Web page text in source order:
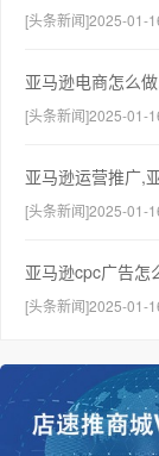
[头条新闻]2025-01-
亚马逊电商怎么
[头条新闻]2025-01-
亚马逊运营推广,
[头条新闻]2025-01-
亚马逊cpc广告怎
[头条新闻]2025-01-